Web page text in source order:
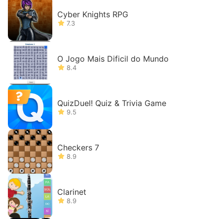
Cyber Knights RPG
7.3
O Jogo Mais Dificil do Mundo
8.4
QuizDuel! Quiz & Trivia Game
9.5
Checkers 7
8.9
Clarinet
8.9